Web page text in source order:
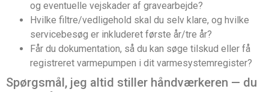
og eventuelle vejskader af gravearbejde?
Hvilke filtre/vedligehold skal du selv klare, og hvilke
servicebesøg er inkluderet første år/tre år?
Får du dokumentation, så du kan søge tilskud eller få
registreret varmepumpen i dit varmesystemregister?
Spørgsmål, jeg altid stiller håndværkeren — du